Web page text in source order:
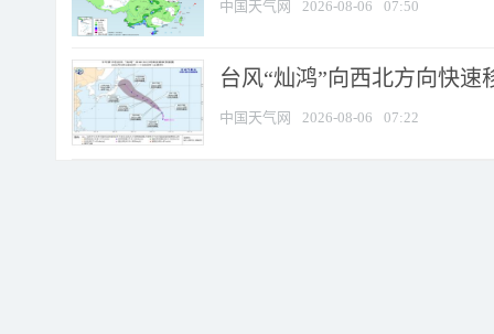
中国天气网 2026-08-06 07:50
台风“灿鸿”向西北方向快
中国天气网 2026-08-06 07:22